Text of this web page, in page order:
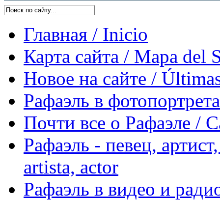
Главная / Inicio
Карта сайта / Mapa del
Новое на сайте /
Рафаэль в
Почти все о Рафаэле /
Рафаэль - певец,
artista, actor
Рафаэль в видео и